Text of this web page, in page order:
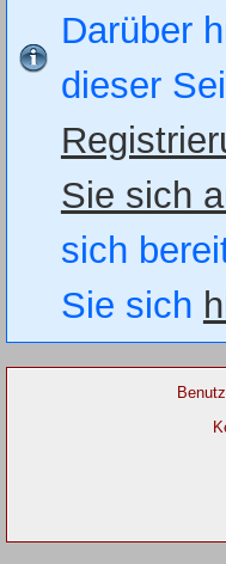
Darüber
dieser
Sie sich
sich
Sie sich